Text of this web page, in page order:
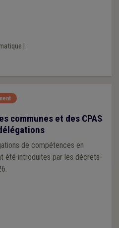
communes et des CPAS
de compétences en
été introduites par les décrets-